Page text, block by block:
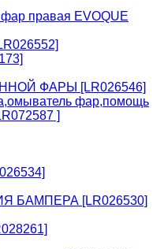
правая EVOQUE
ФАРЫ [LR026546]
фар,помощь
]
БАМПЕРА [LR026530]